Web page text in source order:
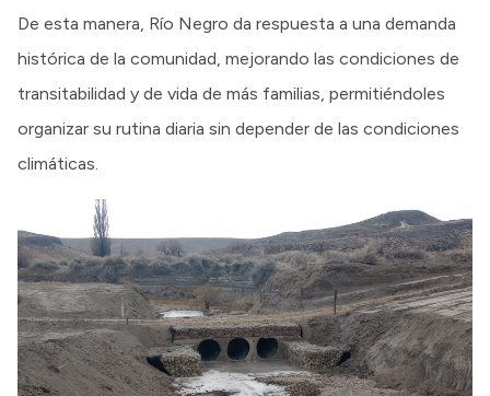
De esta manera, Río Negro da respuesta a una demanda
histórica de la comunidad, mejorando las condiciones de
transitabilidad y de vida de más familias, permitiéndoles
organizar su rutina diaria sin depender de las condiciones
climáticas.